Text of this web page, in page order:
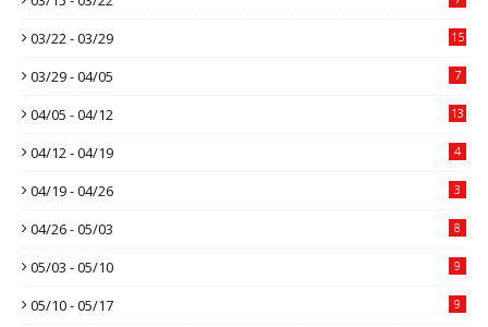
03/22 - 03/29 15
03/29 - 04/05 7
04/05 - 04/12 13
04/12 - 04/19 4
04/19 - 04/26 3
04/26 - 05/03 8
05/03 - 05/10 9
05/10 - 05/17 9